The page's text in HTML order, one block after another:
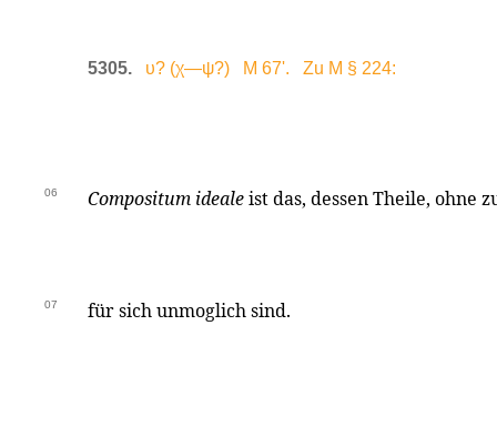
5305. υ? (χ—ψ?) M 67'. Zu M § 224:
06 Compositum idealeist das, dessen Theile, ohne
07 für sich unmoglich sind.